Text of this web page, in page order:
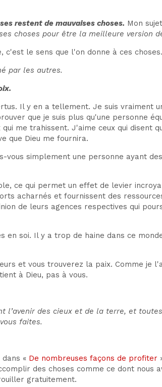
restent de mauvaises choses. Mon
choses pour être la meilleure version
c'est le sens que l'on donne à ces choses.
par les autres.
Il y en a tellement. Je suis vraiment
que je suis plus qu'une personne
me trahissent. J'aime ceux qui disent
que Dieu me fournira.
vous simplement une personne ayant
ce qui permet un effet de levier
acharnés et fournissent des
de leurs agences respectives qui
soi. Il y a trop de haine dans ce
et vous trouverez la paix. Comme je
à Dieu, pas à vous.
l’avenir des cieux et de la terre, et
faites.
« De nombreuses façons de profiter
des choses comme ce dont nous
gratuitement.